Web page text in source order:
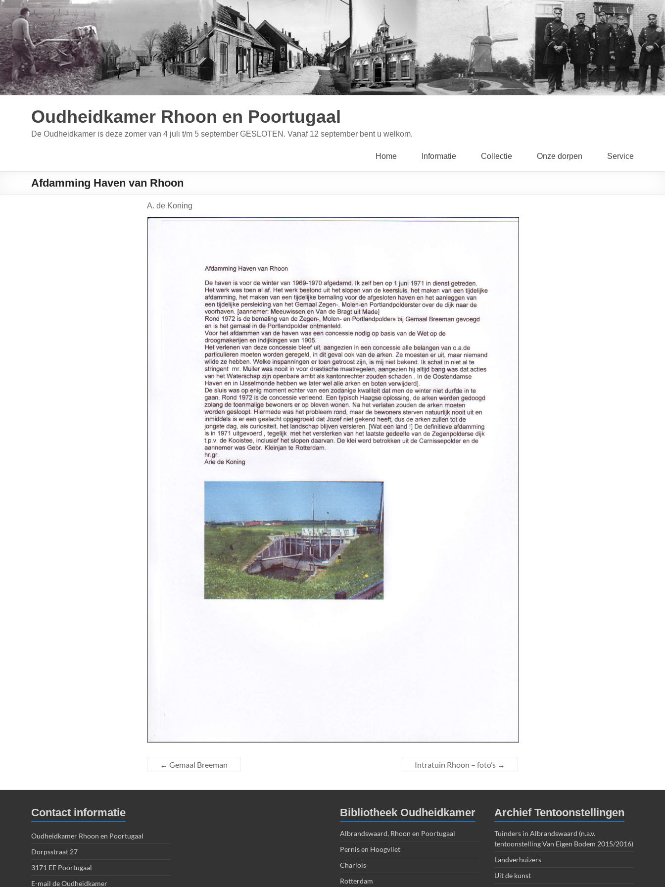
Ga
naar
de
inhoud
Oudheidkamer Rhoon en Poortugaal
De Oudheidkamer is deze zomer van 4 juli t/m 5 september GESLOTEN. Vanaf 12 september bent u welkom.
Home Informatie Collectie Onze dorpen Service
Afdamming Haven van Rhoon
A. de Koning
← Gemaal Breeman Intratuin Rhoon – foto’s →
Contact informatie
Oudheidkamer Rhoon en Poortugaal
Dorpsstraat 27
3171 EE Poortugaal
E-mail de Oudheidkamer
Bibliotheek Oudheidkamer
Albrandswaard, Rhoon en Poortugaal
Pernis en Hoogvliet
Charlois
Rotterdam
Archief Tentoonstellingen
Tuinders in Albrandswaard (n.a.v.
tentoonstelling Van Eigen Bodem 2015/2016)
Landverhuizers
Uit de kunst